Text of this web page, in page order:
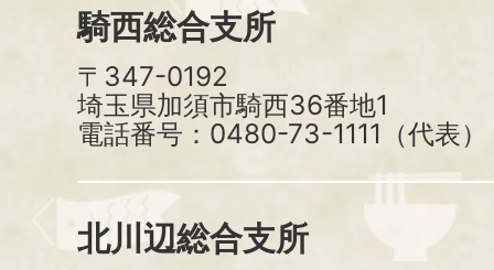
騎西総合支所
〒347-0192
埼玉県加須市騎西36番地1
電話番号：0480-73-1111（代表）
北川辺総合支所